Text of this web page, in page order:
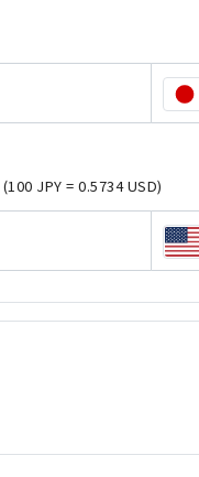
(100 JPY = 0.5734 USD)